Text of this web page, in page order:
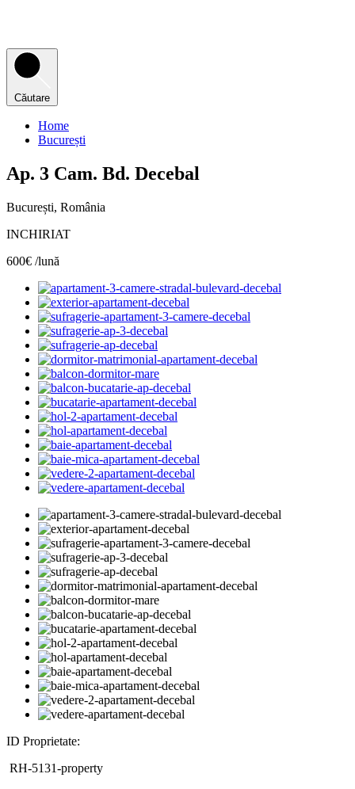
Căutare
Home
București
Ap. 3 Cam. Bd. Decebal
București, România
INCHIRIAT
600€ /lună
ID Proprietate:
RH-5131-property